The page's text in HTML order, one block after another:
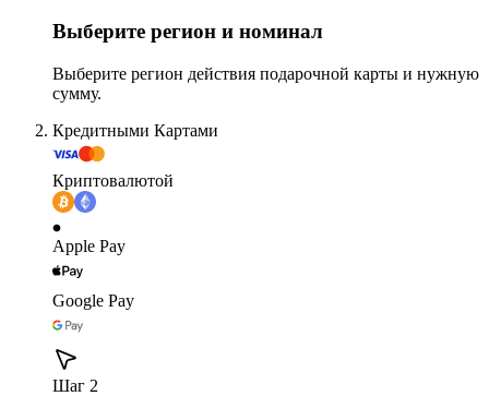
Выберите регион и номинал
Выберите регион действия подарочной карты и нужную
сумму.
Кредитными Картами
Криптовалютой
Apple Pay
Google Pay
Шаг 2